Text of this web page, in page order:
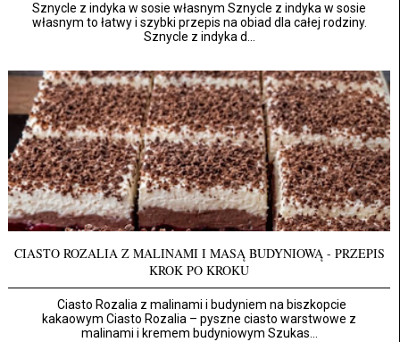
Sznycle z indyka w sosie własnym Sznycle z indyka w sosie
własnym to łatwy i szybki przepis na obiad dla całej rodziny.
Sznycle z indyka d...
CIASTO ROZALIA Z MALINAMI I MASĄ BUDYNIOWĄ - PRZEPIS
KROK PO KROKU
Ciasto Rozalia z malinami i budyniem na biszkopcie
kakaowym Ciasto Rozalia – pyszne ciasto warstwowe z
malinami i kremem budyniowym Szukas...